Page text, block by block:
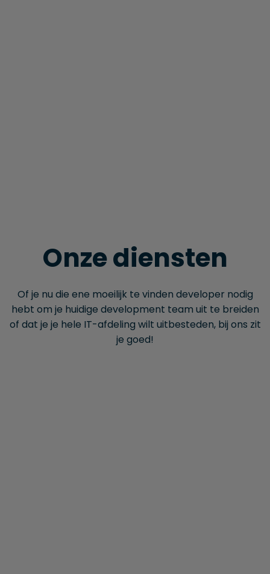
Onze diensten
Of je nu die ene moeilijk te vinden developer nodig
hebt om je huidige development team uit te breiden
of dat je je hele IT-afdeling wilt uitbesteden, bij ons zit
je goed!